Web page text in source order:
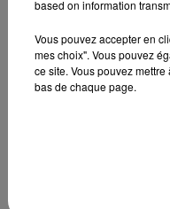
based on information
Vous pouvez accepter en
mes choix". Vous pouvez
ce site. Vous pouvez
bas de chaque page.